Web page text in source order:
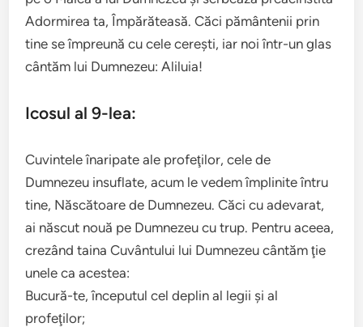
Adormirea ta, Împărăteasă. Căci pământenii prin
tine se împreună cu cele cereşti, iar noi într-un glas
cântăm lui Dumnezeu: Aliluia!
Icosul al 9-lea:
Cuvintele înaripate ale profeţilor, cele de
Dumnezeu insuflate, acum le vedem împlinite întru
tine, Născătoare de Dumnezeu. Căci cu adevarat,
ai născut nouă pe Dumnezeu cu trup. Pentru aceea,
crezând taina Cuvântului lui Dumnezeu cântăm ţie
unele ca acestea:
Bucură-te, începutul cel deplin al legii şi al
profeţilor;